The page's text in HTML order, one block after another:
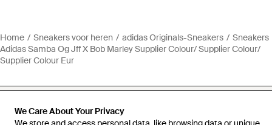
We Care About Your Privacy
Home Sneakers voor heren adidas Originals-Sneakers
Sneakers
Adidas Samba Og Jff X Bob Marley Supplier Colour/ Supplier Colour/
Supplier Colour Eur